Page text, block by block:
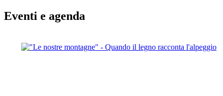
Eventi e agenda